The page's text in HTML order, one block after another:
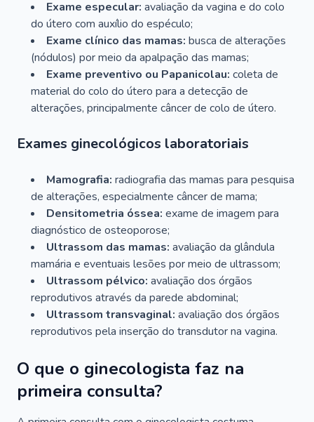
Exame especular: avaliação da vagina e do colo
do útero com auxílio do espéculo;
Exame clínico das mamas: busca de alterações
(nódulos) por meio da apalpação das mamas;
Exame preventivo ou Papanicolau: coleta de
material do colo do útero para a detecção de
alterações, principalmente câncer de colo de útero.
Exames ginecológicos laboratoriais
Mamografia: radiografia das mamas para pesquisa
de alterações, especialmente câncer de mama;
Densitometria óssea: exame de imagem para
diagnóstico de osteoporose;
Ultrassom das mamas: avaliação da glândula
mamária e eventuais lesões por meio de ultrassom;
Ultrassom pélvico: avaliação dos órgãos
reprodutivos através da parede abdominal;
Ultrassom transvaginal: avaliação dos órgãos
reprodutivos pela inserção do transdutor na vagina.
O que o ginecologista faz na
primeira consulta?